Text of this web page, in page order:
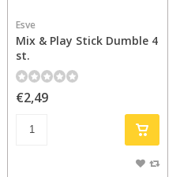
Esve
Mix & Play Stick Dumble 4
st.
€2,49